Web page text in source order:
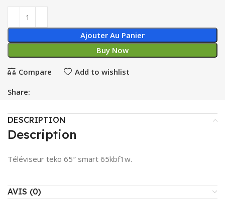
Ajouter Au Panier
Buy Now
Compare Add to wishlist
Share:
DESCRIPTION
Description
Téléviseur teko 65″ smart 65kbf1w.
AVIS (0)